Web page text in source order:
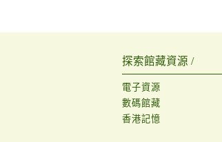
探索館藏資源 /
電子資源
數碼館藏
香港記憶